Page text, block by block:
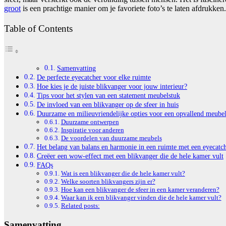
grootis een prachtige manier om je favoriete foto’s te laten afdrukken.
Table of Contents
Samenvatting
De perfecte eyecatcher voor elke ruimte
Hoe kies je de juiste blikvanger voor jouw interieur?
Tips voor het stylen van een statement meubelstuk
De invloed van een blikvanger op de sfeer in huis
Duurzame en milieuvriendelijke opties voor een opvallend
Duurzame ontwerpen
Inspiratie voor anderen
De voordelen van duurzame meubels
Het belang van balans en harmonie in een ruimte met een
Creëer een wow-effect met een blikvanger die de hele kamer vult
FAQs
Wat is een blikvanger die de hele kamer vult?
Welke soorten blikvangers zijn er?
Hoe kan een blikvanger de sfeer in een kamer veranderen?
Waar kan ik een blikvanger vinden die de hele kamer vult?
Related posts: